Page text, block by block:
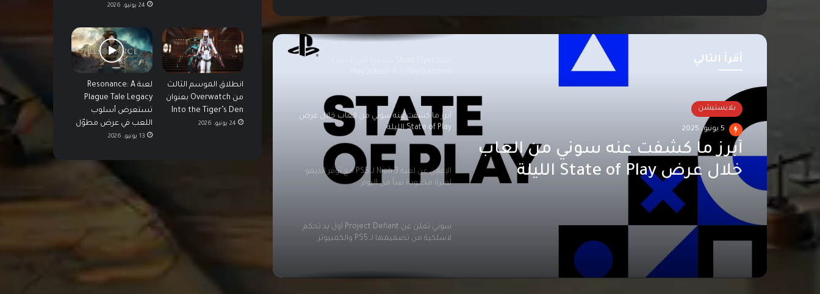
ب
أقرأ التالي
بلايستيشن
5 يونيو، 2025
أبرز ما كشفت عنه سوني من العاب
خلال عرض State of Play الليلة
لشهر أبريل 2025
أبرز ما كشفت عنه سوني من العاب خلال عرض
State of Play الليلة
الإعلان عن لعبة Nioh 3 لـ PS5 مع توفر الديمو
لفترة محدودة تبدأ من اليوم
سوني تعلن عن Project Defiant أول يد تحكم
لاسلكية من تصميمها لـ PS5 والكمبيوتر
24 يونيو، 2026
انطلاق الموسم الثالث
من Overwatch بعنوان
Into the Tiger’s Den
24 يونيو، 2026
لعبة Resonance: A
Plague Tale Legacy
تستعرض أسلوب
اللعب في عرض مطوّل
13 يونيو، 2026